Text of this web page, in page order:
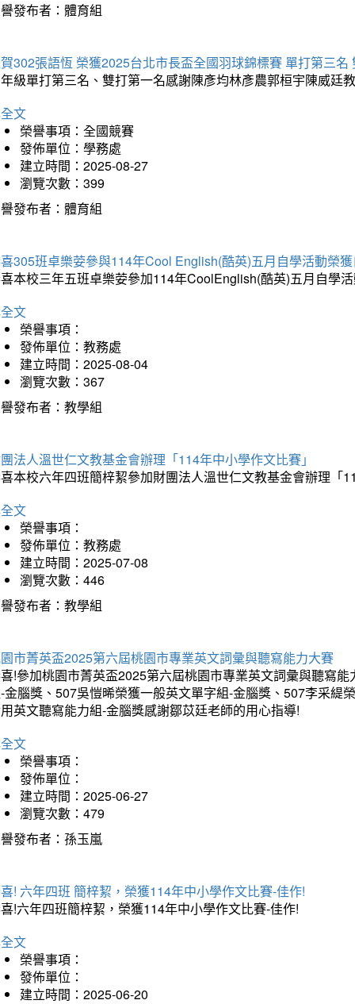
發布者：體育組
302張語恆 榮獲2025台北市長盃全國羽球錦標賽 單打第三名
級單打第三名、雙打第一名感謝陳彥均林彥農郭桓宇陳威廷
文
榮譽事項：全國競賽
發佈單位：學務處
建立時間：2025-08-27
瀏覽次數：399
發布者：體育組
305班卓樂荌參與114年Cool English(酷英)五月自學活動榮
本校三年五班卓樂荌參加114年CoolEnglish(酷英)五月自學
文
榮譽事項：
發佈單位：教務處
建立時間：2025-08-04
瀏覽次數：367
發布者：教學組
法人溫世仁文教基金會辦理「114年中小學作文比賽」
本校六年四班簡梓絜參加財團法人溫世仁文教基金會辦理「
文
榮譽事項：
發佈單位：教務處
建立時間：2025-07-08
瀏覽次數：446
發布者：教學組
市菁英盃2025第六屆桃園市專業英文詞彙與聽寫能力大賽
!參加桃園市菁英盃2025第六屆桃園市專業英文詞彙與聽寫
金腦獎、507吳愷晞榮獲一般英文單字組-金腦獎、507李采緹
英文聽寫能力組-金腦獎感謝鄒苡廷老師的用心指導!
文
榮譽事項：
發佈單位：
建立時間：2025-06-27
瀏覽次數：479
發布者：孫玉嵐
! 六年四班 簡梓絜，榮獲114年中小學作文比賽-佳作!
!六年四班簡梓絜，榮獲114年中小學作文比賽-佳作!
文
榮譽事項：
發佈單位：
建立時間：2025-06-20